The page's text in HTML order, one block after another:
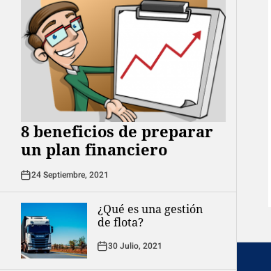
8 beneficios de preparar
un plan financiero
24 Septiembre, 2021
¿Qué es una gestión
de flota?
30 Julio, 2021